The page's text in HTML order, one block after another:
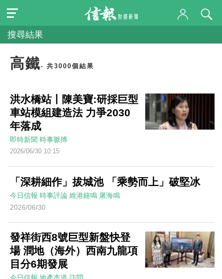
搜尋結果
高鐵- 共3000個結果
洪水橋站丨陳美寶:研採巨型
車站模組建造法 力爭2030
年落成
即時新聞 時事脈搏
2026/06/30 10:15
「深耕細作」拔城池 「乘勢而上」破堅冰
今日信報 時事評論 維港鐘鳴 屠海鳴
2026/06/30
發祥街西8號巨型新盤快登
場 潤地（海外）西南九龍項
目分6期發展